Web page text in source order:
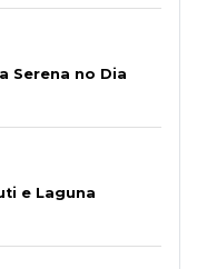
Serena no Dia
e Laguna